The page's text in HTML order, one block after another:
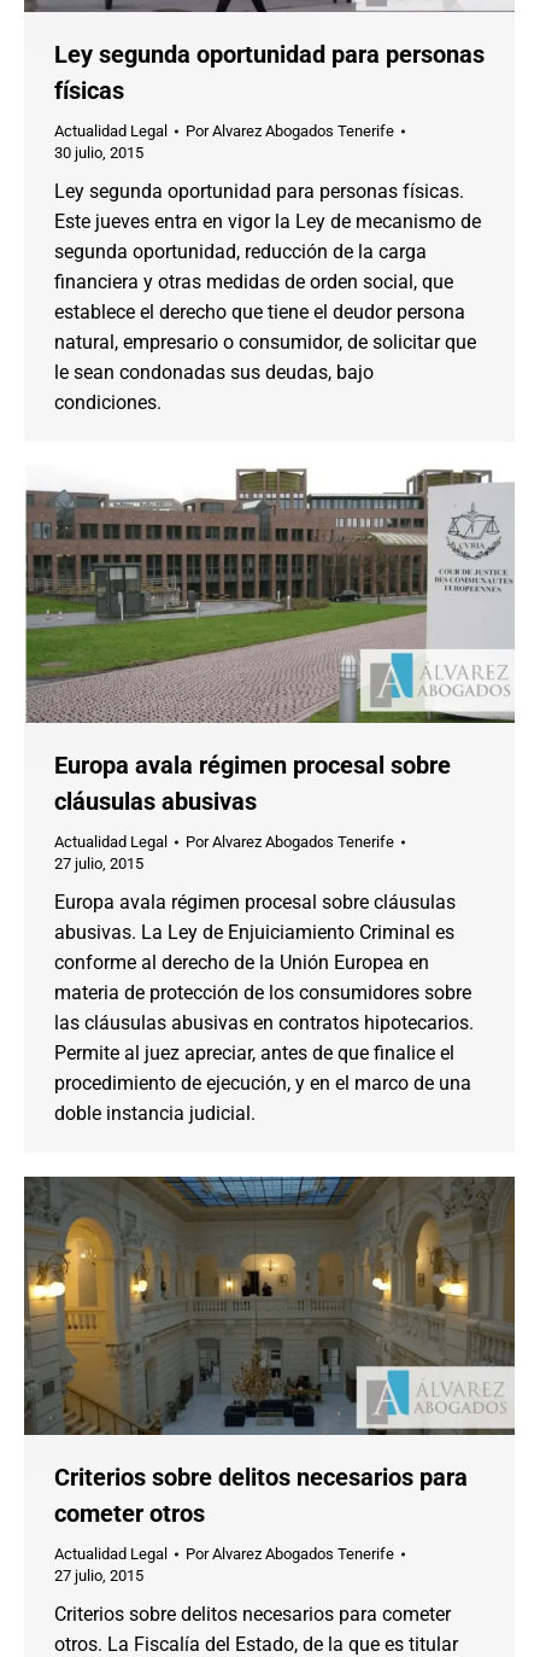
Ley segunda oportunidad para personas
físicas
Actualidad Legal PorAlvarez Abogados Tenerife
30 julio, 2015
Ley segunda oportunidad para personas físicas.
Este jueves entra en vigor la Ley de mecanismo de
segunda oportunidad, reducción de la carga
financiera y otras medidas de orden social, que
establece el derecho que tiene el deudor persona
natural, empresario o consumidor, de solicitar que
le sean condonadas sus deudas, bajo
condiciones.
Europa avala régimen procesal sobre
cláusulas abusivas
Actualidad Legal PorAlvarez Abogados Tenerife
27 julio, 2015
Europa avala régimen procesal sobre cláusulas
abusivas. La Ley de Enjuiciamiento Criminal es
conforme al derecho de la Unión Europea en
materia de protección de los consumidores sobre
las cláusulas abusivas en contratos hipotecarios.
Permite al juez apreciar, antes de que finalice el
procedimiento de ejecución, y en el marco de una
doble instancia judicial.
Criterios sobre delitos necesarios para
cometer otros
Actualidad Legal PorAlvarez Abogados Tenerife
27 julio, 2015
Criterios sobre delitos necesarios para cometer
otros. La Fiscalía del Estado, de la que es titular